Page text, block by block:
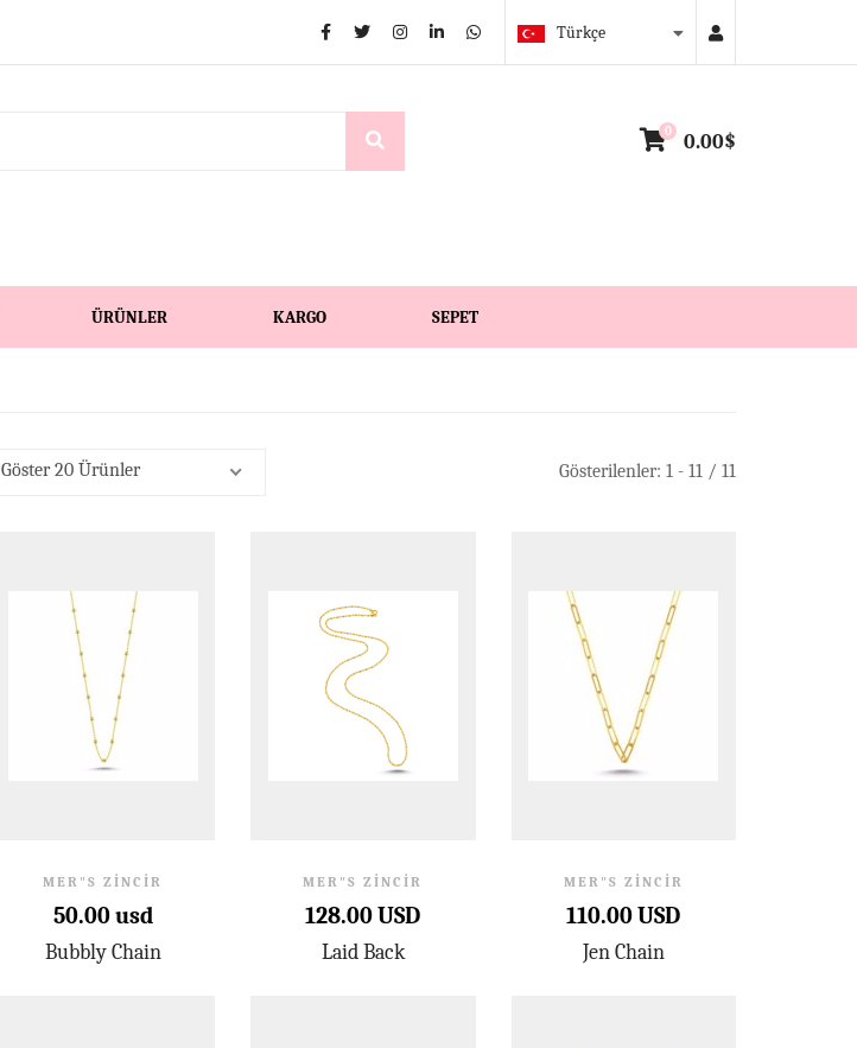
Türkçe
0 0.00$
ÜRÜNLER KARGO SEPET
Göster 20 Ürünler Gösterilenler: 1 - 11 / 11
MER"S ZINCIR
50.00 usd
Bubbly Chain
MER"S ZINCIR
128.00 USD
Laid Back
MER"S ZINCIR
110.00 USD
Jen Chain